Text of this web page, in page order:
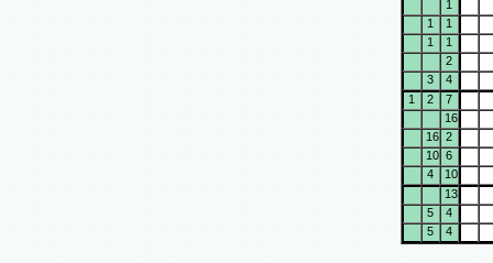
1
1
1
1
1
2
3
4
1
2
7
16
16 2
10 6
4
10
13
5
4
5
4